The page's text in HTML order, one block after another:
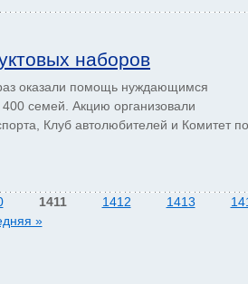
наборов
оказали помощь нуждающимся
семей. Акцию организовали
Клуб автолюбителей и Комитет по
1411 1412 1413
»